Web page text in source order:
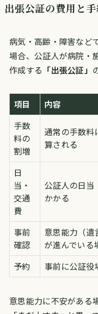
出張公証の費用と
病気・高齢・障害など
場合、公証人が病院・
作成する 「出張公証」
項目
内容
手数
料の
割増
通常の手数料
算される
日
当・
交通
費
公証人の日当
かかる
事前
確認
意思能力（遺
が進んでいる
予約
事前に公証役
意思能力に不安がある